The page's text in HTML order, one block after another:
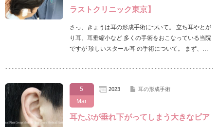
ラストクリニック東京】
さっ、きょうは耳の形成手術について。 立ち耳やとが
り耳、耳垂縮小など 多くの手術をおこなっている当院
ですが 珍しいスタール耳 の手術について。 まず、…
5
Mar
2023 耳の形成手術
耳たぶが垂れ下がってしまう大きなピア